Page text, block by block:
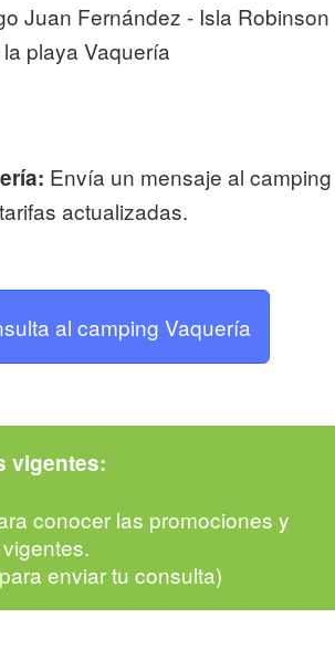
Juan Fernández - Isla Robinson
playa Vaquería
Envía un mensaje al camping
actualizadas.
al camping Vaquería
vigentes:
conocer las promociones y
enviar tu consulta)